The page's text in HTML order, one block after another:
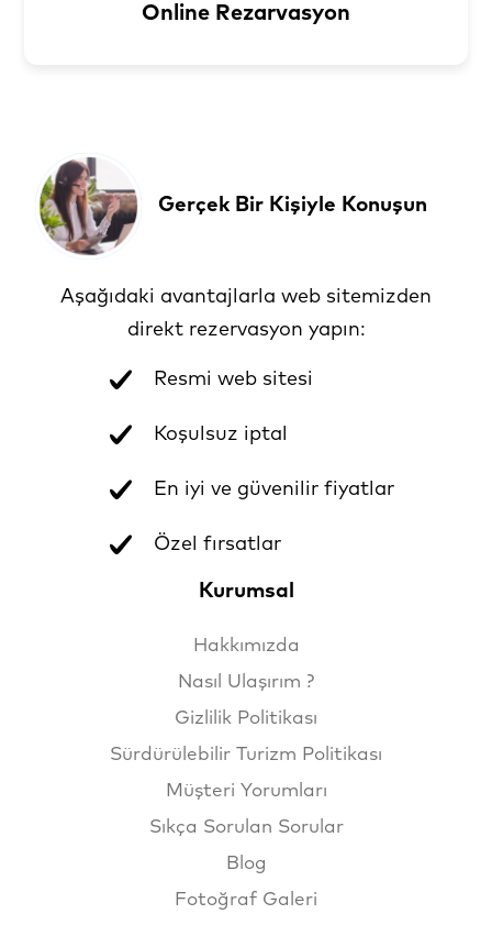
Online Rezarvasyon
Gerçek Bir Kişiyle Konuşun
Aşağıdaki avantajlarla web sitemizden
direkt rezervasyon yapın:
Resmi web sitesi
Koşulsuz iptal
En iyi ve güvenilir fiyatlar
Özel fırsatlar
Kurumsal
Hakkımızda
Nasıl Ulaşırım ?
Gizlilik Politikası
Sürdürülebilir Turizm Politikası
Müşteri Yorumları
Sıkça Sorulan Sorular
Blog
Fotoğraf Galeri